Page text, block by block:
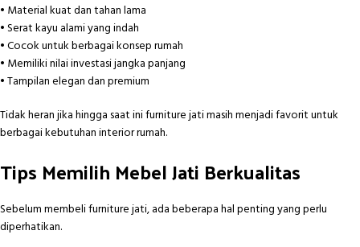
• Material kuat dan tahan lama
• Serat kayu alami yang indah
• Cocok untuk berbagai konsep rumah
• Memiliki nilai investasi jangka panjang
• Tampilan elegan dan premium
Tidak heran jika hingga saat ini furniture jati masih menjadi favorit untuk
berbagai kebutuhan interior rumah.
Tips Memilih Mebel Jati Berkualitas
Sebelum membeli furniture jati, ada beberapa hal penting yang perlu
diperhatikan.